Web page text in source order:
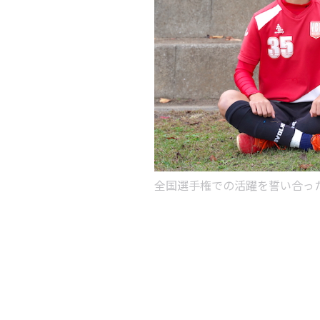
全国選手権での活躍を誓い合っ